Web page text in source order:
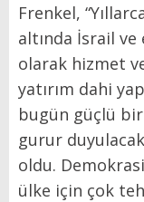
Frenkel,
altında İsrail
olarak hizmet
yatırım dahi
bugün güçlü
gurur
oldu.
ülke için çok